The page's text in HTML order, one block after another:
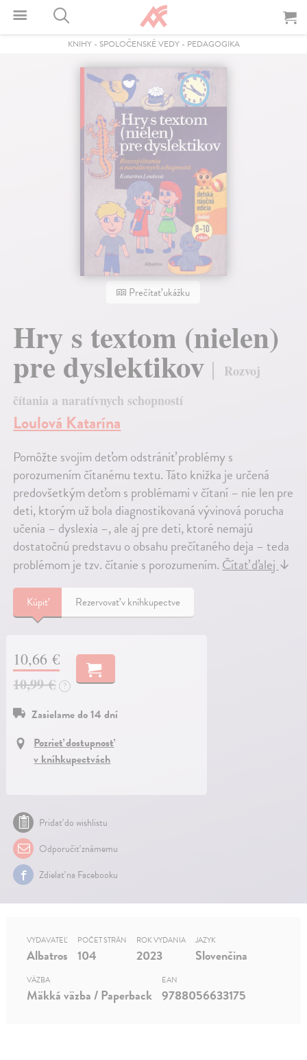
KNIHY- SPOLOČENSKÉ VEDY- PEDAGOGIKA
Prečítať ukážku
Hry s textom (nielen)
pre dyslektikov
Rozvoj
čítania a naratívnych schopností
Loulová Katarína
Pomôžte svojim deťom odstrániť problémy s
porozumením čítanému textu. Táto knižka je určená
predovšetkým deťom s problémami v čítaní – nie len pre
deti, ktorým už bola diagnostikovaná vývinová porucha
učenia – dyslexia –, ale aj pre deti, ktoré nemajú
dostatočnú predstavu o obsahu prečítaného deja – teda
problémom je tzv. čítanie s porozumením.Čítať ďalej↓
Kúpiť Rezervovať v kníhkupectve
10,66 €
10,99 €
?
Zasielame do 14 dní
Pozrieť dostupnosť
v kníhkupectvách
Pridať do wishlistu
Odporučiť známemu
Zdielať na Facebooku
VYDAVATEĽ
Albatros
POČET STRÁN
104
ROK VYDANIA
2023
JAZYK
Slovenčina
VÄZBA
Mäkká väzba / Paperback
EAN
9788056633175